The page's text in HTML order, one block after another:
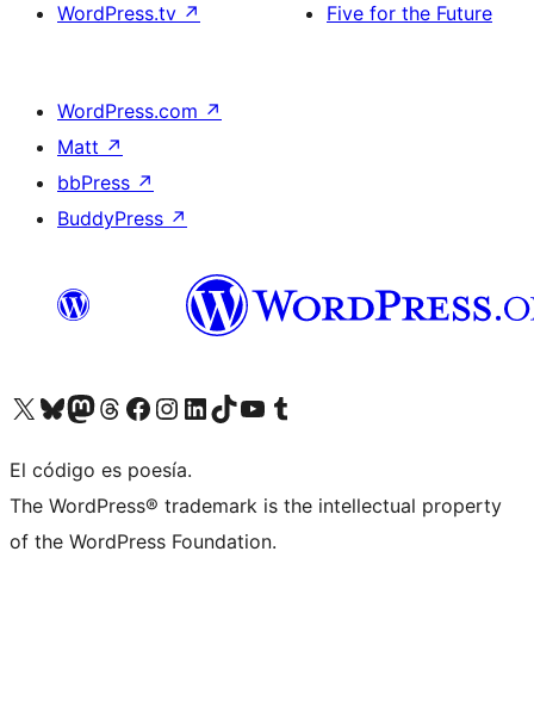
WordPress.tv ↗
Five for the Future
WordPress.com ↗
Matt ↗
bbPress ↗
BuddyPress ↗
Visitá nuestra cuenta de X (anteriormente Twitter)
Visitá nuestra cuenta de Bluesky
Visitá nuestra cuenta de Mastodon
Visitá nuestra cuenta de Threads
Visitá nuestra página de Facebook
Visitá nuestra cuenta de Instagram
Visitá nuestra cuenta de LinkedIn
Visitá nuestra cuenta de TikTok
Visitá nuestro canal de YouTube
Visitá nuestra cuenta de Tumblr
El código es poesía.
The WordPress® trademark is the intellectual property
of the WordPress Foundation.